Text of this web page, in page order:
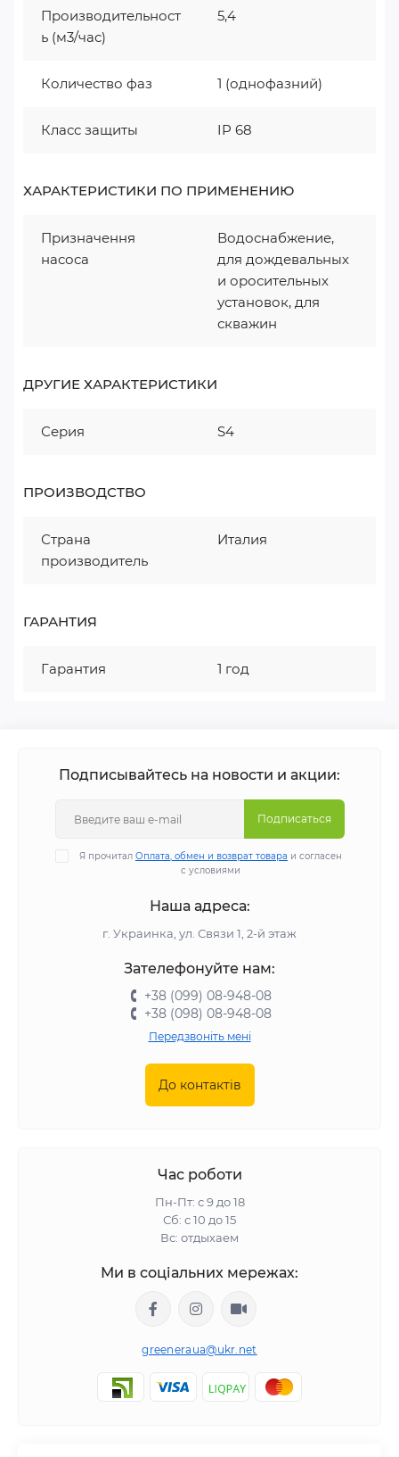
Производительност
ь (м3/час)
5,4
Количество фаз 1 (однофазний)
Класс защиты IP 68
ХАРАКТЕРИСТИКИ ПО ПРИМЕНЕНИЮ
Призначення
насоса
Водоснабжение,
для дождевальных
и оросительных
установок, для
скважин
ДРУГИЕ ХАРАКТЕРИСТИКИ
Серия S4
ПРОИЗВОДСТВО
Страна
производитель
Италия
ГАРАНТИЯ
Гарантия 1 год
Подписывайтесь на новости и акции:
Подписаться
Я прочитал Оплата, обмен и возврат товара и согласен
с условиями
Наша адреса:
г. Украинка, ул. Связи 1, 2-й этаж
Зателефонуйте нам:
+38 (099) 08-948-08
+38 (098) 08-948-08
Передзвоніть мені
До контактів
Час роботи
Пн-Пт: с 9 до 18
Сб: с 10 до 15
Вс: отдыхаем
Ми в соціальних мережах:
greeneraua@ukr.net